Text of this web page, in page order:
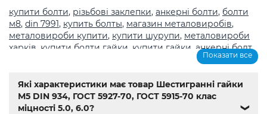
купити болти, різьбові заклепки, анкерні болти, болти
м8, din 7991, купить болты, магазин металовиробів,
металовироби купити, купити шурупи, металовироби
харків купити болти гайки купити гайки анкерні болт,
метричне різьблення з великим
нержавіючої сталі купити, Мотор-редуктор 3МП,Мотор-
редуктори МЧ ,Кранові редуктори Ц2,анкера,Name
603,din 7981,заклепки
заклепка
Показати все
Які характеристики має товар Шестигранні гайки
М5 DIN 934, ГОСТ 5927-70, ГОСТ 5915-70 клас
міцності 5.0, 6.0?
❯